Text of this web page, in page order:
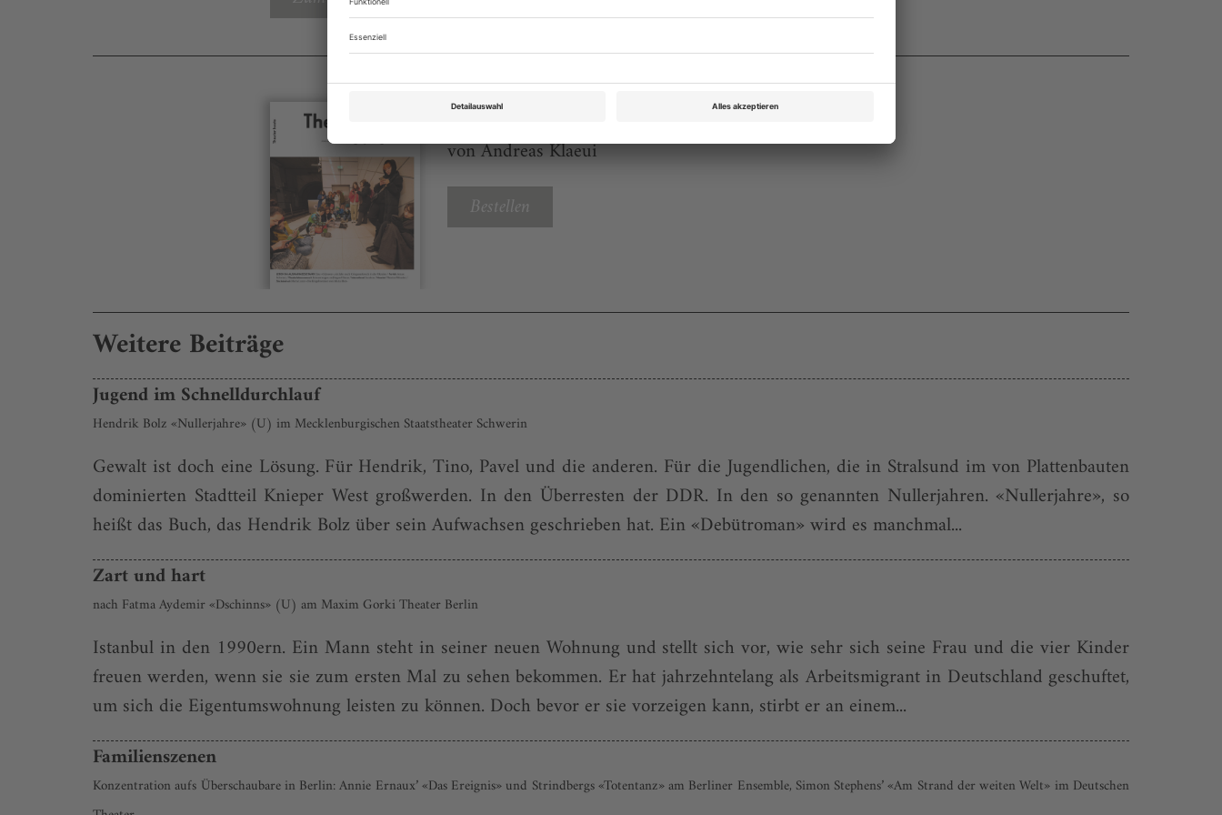
Theater heute 4 2023
von Andreas Klaeui
Bestellen
Weitere Beiträge
Jugend im Schnelldurchlauf
Hendrik Bolz «Nullerjahre» (U) im Mecklenburgischen Staatstheater Schwerin
Gewalt ist doch eine Lösung. Für Hendrik, Tino, Pavel und die anderen. Für die Jugendlichen, die in Stralsund im von Plattenbauten
dominierten Stadtteil Knieper West großwerden. In den Überresten der DDR. In den so genannten Nullerjahren. «Nullerjahre», so
heißt das Buch, das Hendrik Bolz über sein Aufwachsen geschrieben hat. Ein «Debütroman» wird es manchmal...
Zart und hart
nach Fatma Aydemir «Dschinns» (U) am Maxim Gorki Theater Berlin
Istanbul in den 1990ern. Ein Mann steht in seiner neuen Wohnung und stellt sich vor, wie sehr sich seine Frau und die vier Kinder
freuen werden, wenn sie sie zum ersten Mal zu sehen bekommen. Er hat jahrzehntelang als Arbeitsmigrant in Deutschland geschuftet,
um sich die Eigentumswohnung leisten zu können. Doch bevor er sie vorzeigen kann, stirbt er an einem...
Familienszenen
Konzentration aufs Überschaubare in Berlin: Annie Ernaux’ «Das Ereignis» und Strindbergs «Totentanz» am Berliner Ensemble, Simon Stephens’ «Am Strand der weiten Welt» im Deutschen